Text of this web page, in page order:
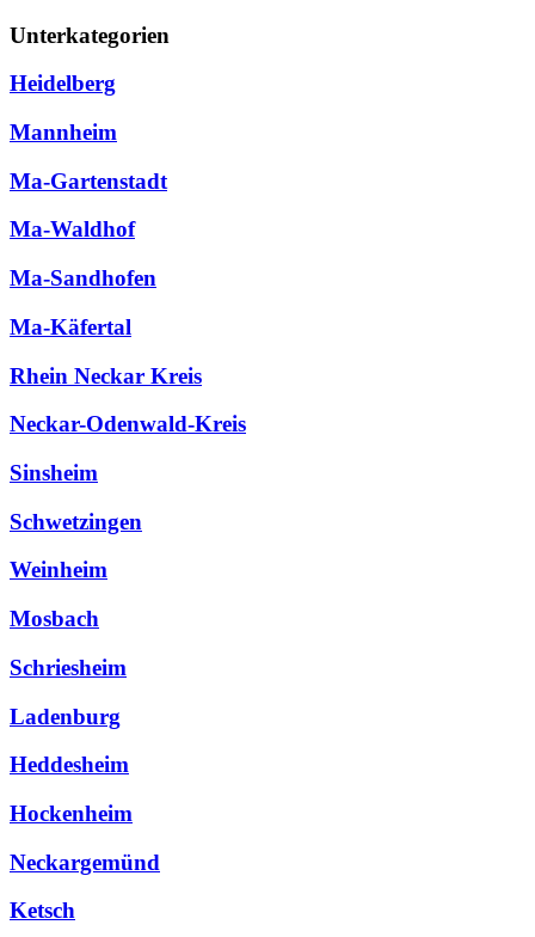
Unterkategorien
Heidelberg
Mannheim
Ma-Gartenstadt
Ma-Waldhof
Ma-Sandhofen
Ma-Käfertal
Rhein Neckar Kreis
Neckar-Odenwald-Kreis
Sinsheim
Schwetzingen
Weinheim
Mosbach
Schriesheim
Ladenburg
Heddesheim
Hockenheim
Neckargemünd
Ketsch